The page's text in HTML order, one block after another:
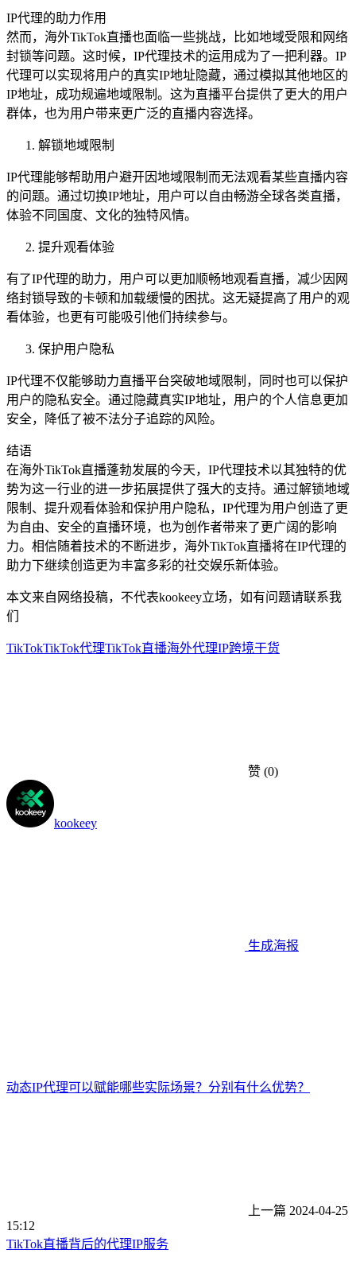
IP代理的助力作用
然而，海外TikTok直播也面临一些挑战，比如地域受限和网络
封锁等问题。这时候，IP代理技术的运用成为了一把利器。IP
代理可以实现将用户的真实IP地址隐藏，通过模拟其他地区的
IP地址，成功规遍地域限制。这为直播平台提供了更大的用户
群体，也为用户带来更广泛的直播内容选择。
解锁地域限制
IP代理能够帮助用户避开因地域限制而无法观看某些直播内容
的问题。通过切换IP地址，用户可以自由畅游全球各类直播，
体验不同国度、文化的独特风情。
提升观看体验
有了IP代理的助力，用户可以更加顺畅地观看直播，减少因网
络封锁导致的卡顿和加载缓慢的困扰。这无疑提高了用户的观
看体验，也更有可能吸引他们持续参与。
保护用户隐私
IP代理不仅能够助力直播平台突破地域限制，同时也可以保护
用户的隐私安全。通过隐藏真实IP地址，用户的个人信息更加
安全，降低了被不法分子追踪的风险。
结语
在海外TikTok直播蓬勃发展的今天，IP代理技术以其独特的优
势为这一行业的进一步拓展提供了强大的支持。通过解锁地域
限制、提升观看体验和保护用户隐私，IP代理为用户创造了更
为自由、安全的直播环境，也为创作者带来了更广阔的影响
力。相信随着技术的不断进步，海外TikTok直播将在IP代理的
助力下继续创造更为丰富多彩的社交娱乐新体验。
本文来自网络投稿，不代表kookeey立场，如有问题请联系我
们
TikTokTikTok代理TikTok直播海外代理IP跨境干货
赞 (0)
kookeey
生成海报
动态IP代理可以赋能哪些实际场景？分别有什么优势？
上一篇 2024-04-25
15:12
TikTok直播背后的代理IP服务